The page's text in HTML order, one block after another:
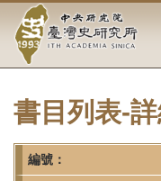
要
中
央
研
究
院-
書目列表-
編號：